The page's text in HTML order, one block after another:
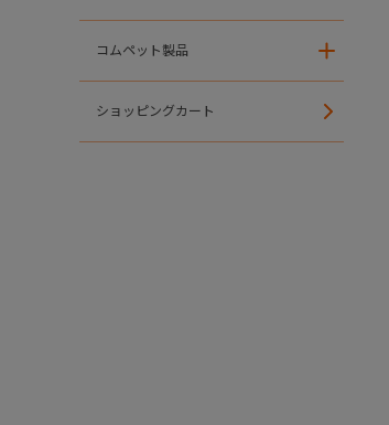
コムペット製品
ショッピングカート